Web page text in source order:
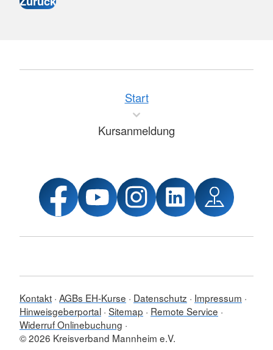
Start
Kursanmeldung
Kontakt AGBs EH-Kurse Datenschutz
Impressum
Hinweisgeberportal Sitemap
Remote Service
Widerruf Onlinebuchung
© 2026 Kreisverband Mannheim e.V.